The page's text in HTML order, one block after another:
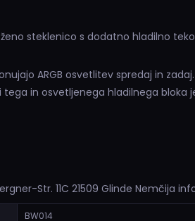
steklenico s dodatno hladilno
ARGB osvetlitev spredaj in
in osvetljenega hladilnega bloka
Str. 11C 21509 Glinde Nemčija
BW014